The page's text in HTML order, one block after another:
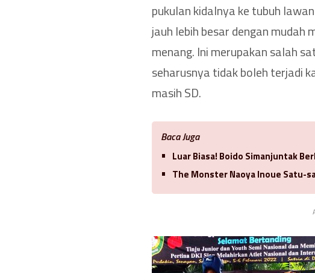
pukulan kidalnya ke tubuh
jauh lebih besar dengan mudah
menang. Ini merupakan salah
seharusnya tidak boleh terjadi
masih SD.
Baca Juga
Luar Biasa! Boido Simanjuntak
The Monster Naoya Inoue Satu-